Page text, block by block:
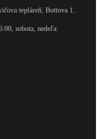
tepláreň, Bottova 1,
sobota, nedeľa: